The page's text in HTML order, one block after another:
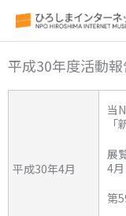
平成30年度活動報
平成30年4月
当
展
4
第